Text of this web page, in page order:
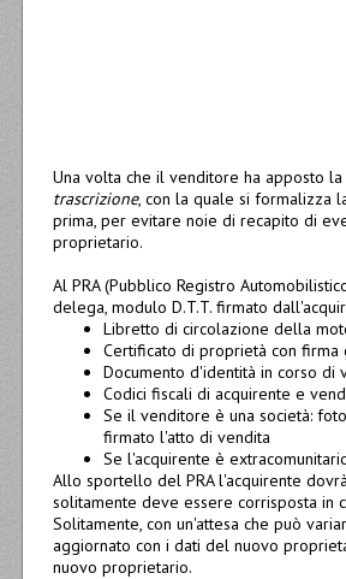
Una volta che il venditore ha apposto
trascrizione, con la quale si formalizza
prima, per evitare noie di recapito di
proprietario.
Al PRA (Pubblico Registro
delega, modulo D.T.T. firmato
Libretto di circolazione della
Certificato di proprietà con firma
Documento d'identità in corso di
Codici fiscali di acquirente e
Se il venditore è una società:
firmato l'atto di vendita
Se l'acquirente è
Allo sportello del PRA l'acquirente
solitamente deve essere corrisposta in
Solitamente, con un'attesa che può
aggiornato con i dati del nuovo
nuovo proprietario.